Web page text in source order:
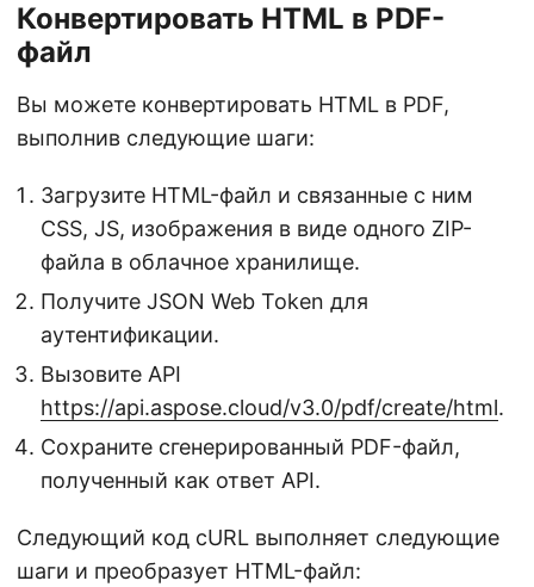
Конвертировать HTML в PDF-
файл
Вы можете конвертировать HTML в PDF,
выполнив следующие шаги:
Загрузите HTML-файл и связанные с ним
CSS, JS, изображения в виде одного ZIP-
файла в облачное хранилище.
Получите JSON Web Token для
аутентификации.
Вызовите API
https://api.aspose.cloud/v3.0/pdf/create/html.
Сохраните сгенерированный PDF-файл,
полученный как ответ API.
Следующий код cURL выполняет следующие
шаги и преобразует HTML-файл: